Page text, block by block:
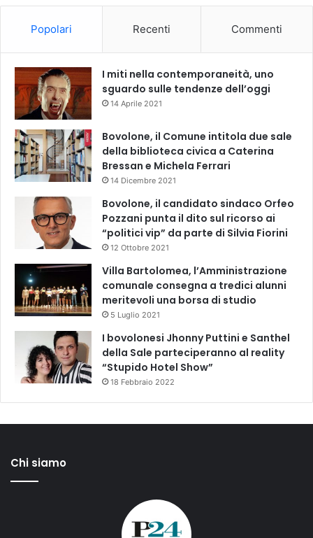
Popolari Recenti Commenti
I miti nella contemporaneità, uno
sguardo sulle tendenze dell’oggi
14 Aprile 2021
Bovolone, il Comune intitola due sale
della biblioteca civica a Caterina
Bressan e Michela Ferrari
14 Dicembre 2021
Bovolone, il candidato sindaco Orfeo
Pozzani punta il dito sul ricorso ai
“politici vip” da parte di Silvia Fiorini
12 Ottobre 2021
Villa Bartolomea, l’Amministrazione
comunale consegna a tredici alunni
meritevoli una borsa di studio
5 Luglio 2021
I bovolonesi Jhonny Puttini e Santhel
della Sale parteciperanno al reality
“Stupido Hotel Show”
18 Febbraio 2022
Chi siamo